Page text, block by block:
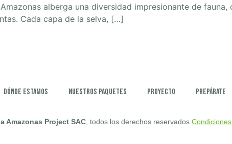
alberga una diversidad impresionante de
Cada capa de la selva, […]
Dónde estamos Nuestros paquetes Proyecto Prepárate
Amazonas Project SAC, todos los derechos reservados.